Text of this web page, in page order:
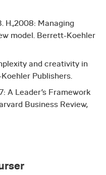
H.,2008: Managing
model. Berrett-Koehler
and creativity in
Publishers.
A Leader’s Framework
Business Review,